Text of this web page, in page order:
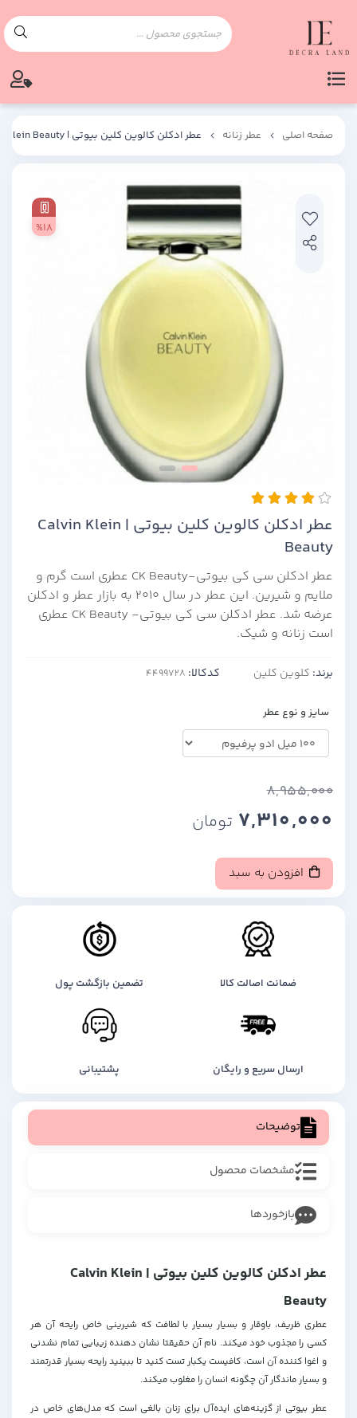
صفحه اصلی عطر زنانه عطر ادکلن کالوین کلین بیوتی | Calvin Klein Beauty
%18
عطر ادکلن کالوین کلین بیوتی | Calvin Klein
Beauty
عطر ادکلن سی کی بیوتی-CK Beauty عطری است گرم و
ملایم و شیرین. این عطر در سال 2010 به بازار عطر و ادکلن
عرضه شد. عطر ادکلن سی کی بیوتی- CK Beauty عطری
است زنانه و شیک.
برند: کلوین کلین کدکالا:
سایز و نوع عطر
8,955,000
7,310,000 تومان
افزودن به سبد
ضمانت اصالت کالا تضمین بازگشت پول
ارسال سریع و رایگان پشتیبانی
توضیحات
مشخصات محصول
بازخوردها
عطر ادکلن کالوین کلین بیوتی | Calvin Klein
Beauty
عطری ظریف، باوقار و بسیار بسیار با لطافت که شیرینی خاص رایحه آن هر
کسی را مجذوب خود میکند. نام آن حقیقتا نشان دهنده زیبایی تمام نشدنی
و اغوا کننده آن است، کافیست یکبار تست کنید تا ببینید رایحه بسیار قدرتمند
و بسیار ماندگار آن چگونه انسان را مغلوب میکند.
عطر بیوتی از گزینه‌های ایده‌آل برای زنان بالغی است که مدل‌های خاص در